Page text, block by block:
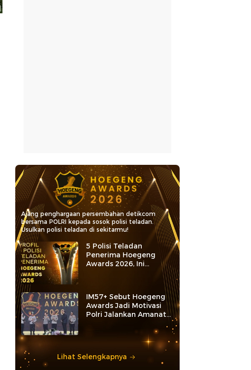
Ajang penghargaan persembahan detikcom
bersama POLRI kepada sosok polisi teladan.
Usulkan polisi teladan di sekitarmu!
5 Polisi Teladan
Penerima Hoegeng
Awards 2026, Ini
Kategori dan Kiprahnya
IM57+ Sebut Hoegeng
Awards Jadi Motivasi
Polri Jalankan Amanat
Lihat Selengkapnya